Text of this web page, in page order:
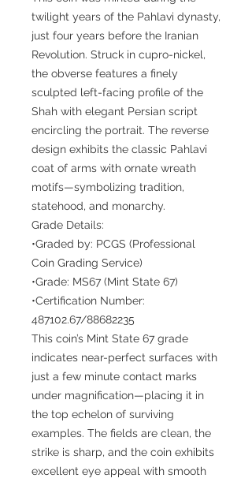
twilight years of the Pahlavi dynasty,
just four years before the Iranian
Revolution. Struck in cupro-nickel,
the obverse features a finely
sculpted left-facing profile of the
Shah with elegant Persian script
encircling the portrait. The reverse
design exhibits the classic Pahlavi
coat of arms with ornate wreath
motifs—symbolizing tradition,
statehood, and monarchy.
Grade Details:
•Graded by: PCGS (Professional
Coin Grading Service)
•Grade: MS67 (Mint State 67)
•Certification Number:
487102.67/88682235
This coin’s Mint State 67 grade
indicates near-perfect surfaces with
just a few minute contact marks
under magnification—placing it in
the top echelon of surviving
examples. The fields are clean, the
strike is sharp, and the coin exhibits
excellent eye appeal with smooth